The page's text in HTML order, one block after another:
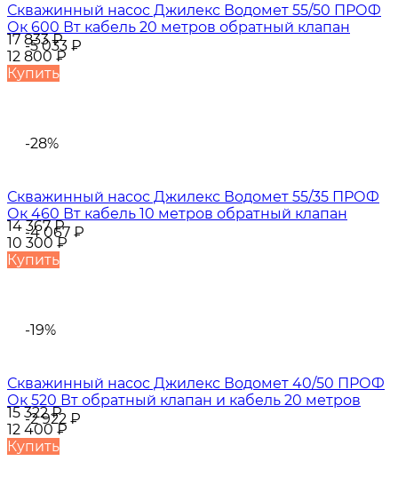
-5 033 ₽
Скважинный насос Джилекс Водомет 55/50 ПРОФ
Ок 600 Вт кабель 20 метров обратный клапан
17 833₽
12 800₽
Купить
-28%
-4 067 ₽
Скважинный насос Джилекс Водомет 55/35 ПРОФ
Ок 460 Вт кабель 10 метров обратный клапан
14 367₽
10 300₽
Купить
-19%
-2 922 ₽
Скважинный насос Джилекс Водомет 40/50 ПРОФ
Ок 520 Вт обратный клапан и кабель 20 метров
15 322₽
12 400₽
Купить